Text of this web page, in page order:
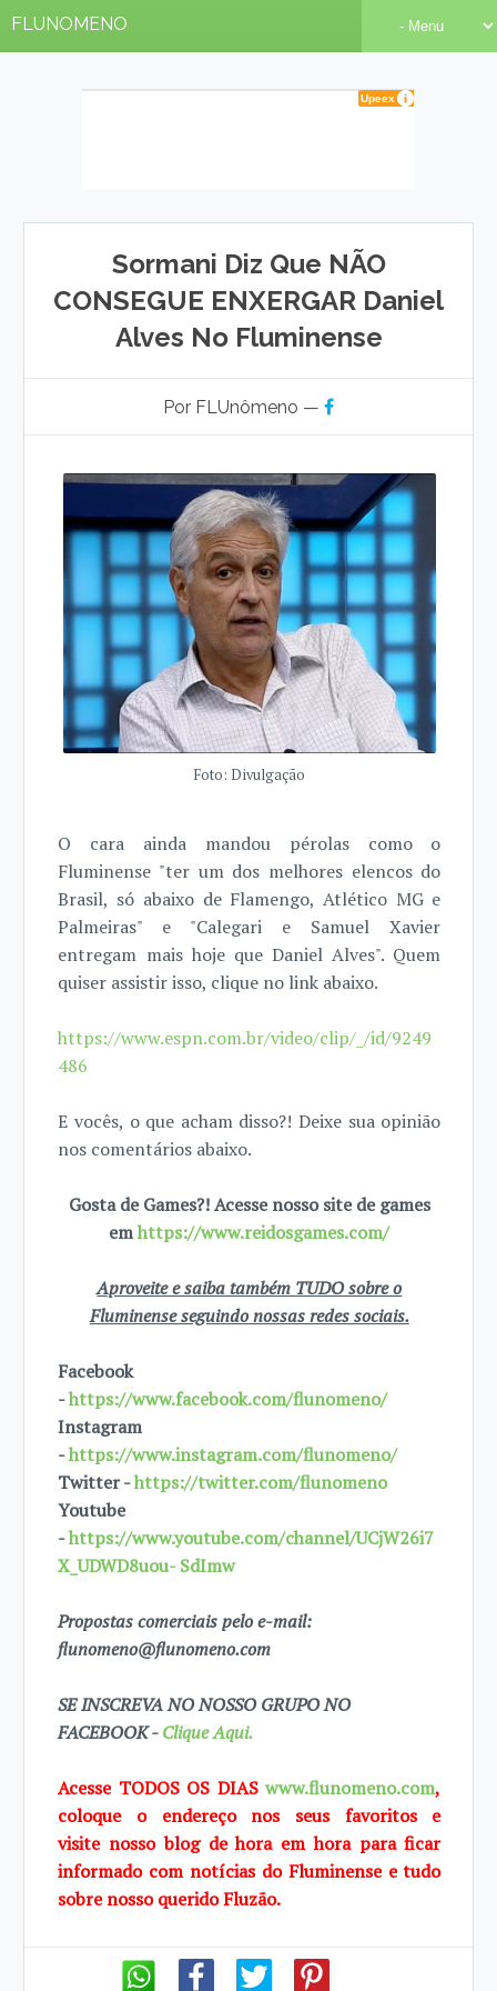
FLUNOMENO
Sormani Diz Que NÃO
CONSEGUE ENXERGAR Daniel
Alves No Fluminense
Por FLUnômeno —
Foto: Divulgação
O cara ainda mandou pérolas como o
Fluminense "ter um dos melhores elencos do
Brasil, só abaixo de Flamengo, Atlético MG e
Palmeiras" e "Calegari e Samuel Xavier
entregam mais hoje que Daniel Alves". Quem
quiser assistir isso, clique no link abaixo.
https://www.espn.com.br/video/clip/_/id/9249
486
E vocês, o que acham disso?! Deixe sua opinião
nos comentários abaixo.
Gosta de Games?! Acesse nosso site de games
emhttps://www.reidosgames.com/
Aproveite e saiba também TUDO sobre o
Fluminense seguindo nossas redes sociais.
Facebook
-https://www.facebook.com/flunomeno/
Instagram
-https://www.instagram.com/flunomeno/
Twitter -https://twitter.com/flunomeno
Youtube
-https://www.youtube.com/channel/UCjW26i7
X_UDWD8uou- SdImw
Propostas comerciais pelo e-mail:
flunomeno@flunomeno.com
SE INSCREVA NO NOSSO GRUPO NO
FACEBOOK -Clique Aqui.
Acesse TODOS OS DIASwww.flunomeno.com,
coloque o endereço nos seus favoritos e
visite nosso blog de hora em hora para ficar
informado com notícias do Fluminense e tudo
sobrenosso querido Fluzão.